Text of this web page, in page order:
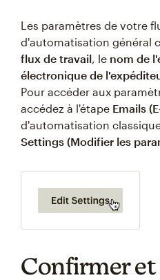
Les paramètres de votre
d'automatisation général
flux de travail, le nom de
électronique de
Pour accéder aux
accédez à l'étape Emails
d'automatisation
Settings (Modifier les
Confirmer et